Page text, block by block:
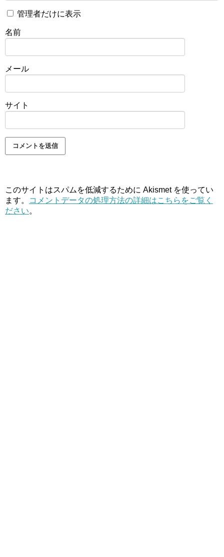
管理者だけに表示
名前
メール
サイト
このサイトはスパムを低減するために Akismet を使ってい
ます。
コメントデータの処理方法の詳細はこちらをご覧く
ださい。